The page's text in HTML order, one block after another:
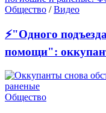
Общество /Видео
⚡"Одного
помощи":
Общество